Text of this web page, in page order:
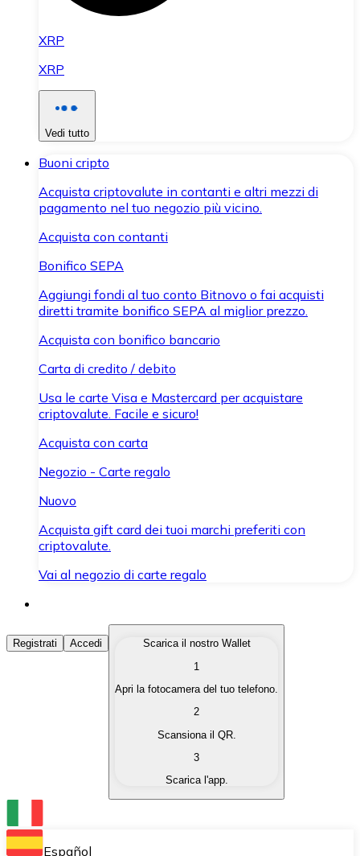
XRP
XRP
Vedi tutto
Buoni cripto
Acquista criptovalute in contanti e altri mezzi di
pagamento nel tuo negozio più vicino.
Acquista con contanti
Bonifico SEPA
Aggiungi fondi al tuo conto Bitnovo o fai acquisti
diretti tramite bonifico SEPA al miglior prezzo.
Acquista con bonifico bancario
Carta di credito / debito
Usa le carte Visa e Mastercard per acquistare
criptovalute. Facile e sicuro!
Acquista con carta
Negozio - Carte regalo
Nuovo
Acquista gift card dei tuoi marchi preferiti con
criptovalute.
Vai al negozio di carte regalo
Acquista Criptovalute
Acquista le criptovalute che ti interessano in modo
Converti le tue criptovalute in valuta fiat quando ne
Scambia una criptovaluta con un'altra
Conserva le tue cripto in un Wallet self-custodial.
Registrati Accedi
Scarica il nostro Wallet
1
Apri la fotocamera del tuo telefono.
2
Scansiona il QR.
3
Scarica l'app.
Español